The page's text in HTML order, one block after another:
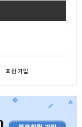
회원 가입